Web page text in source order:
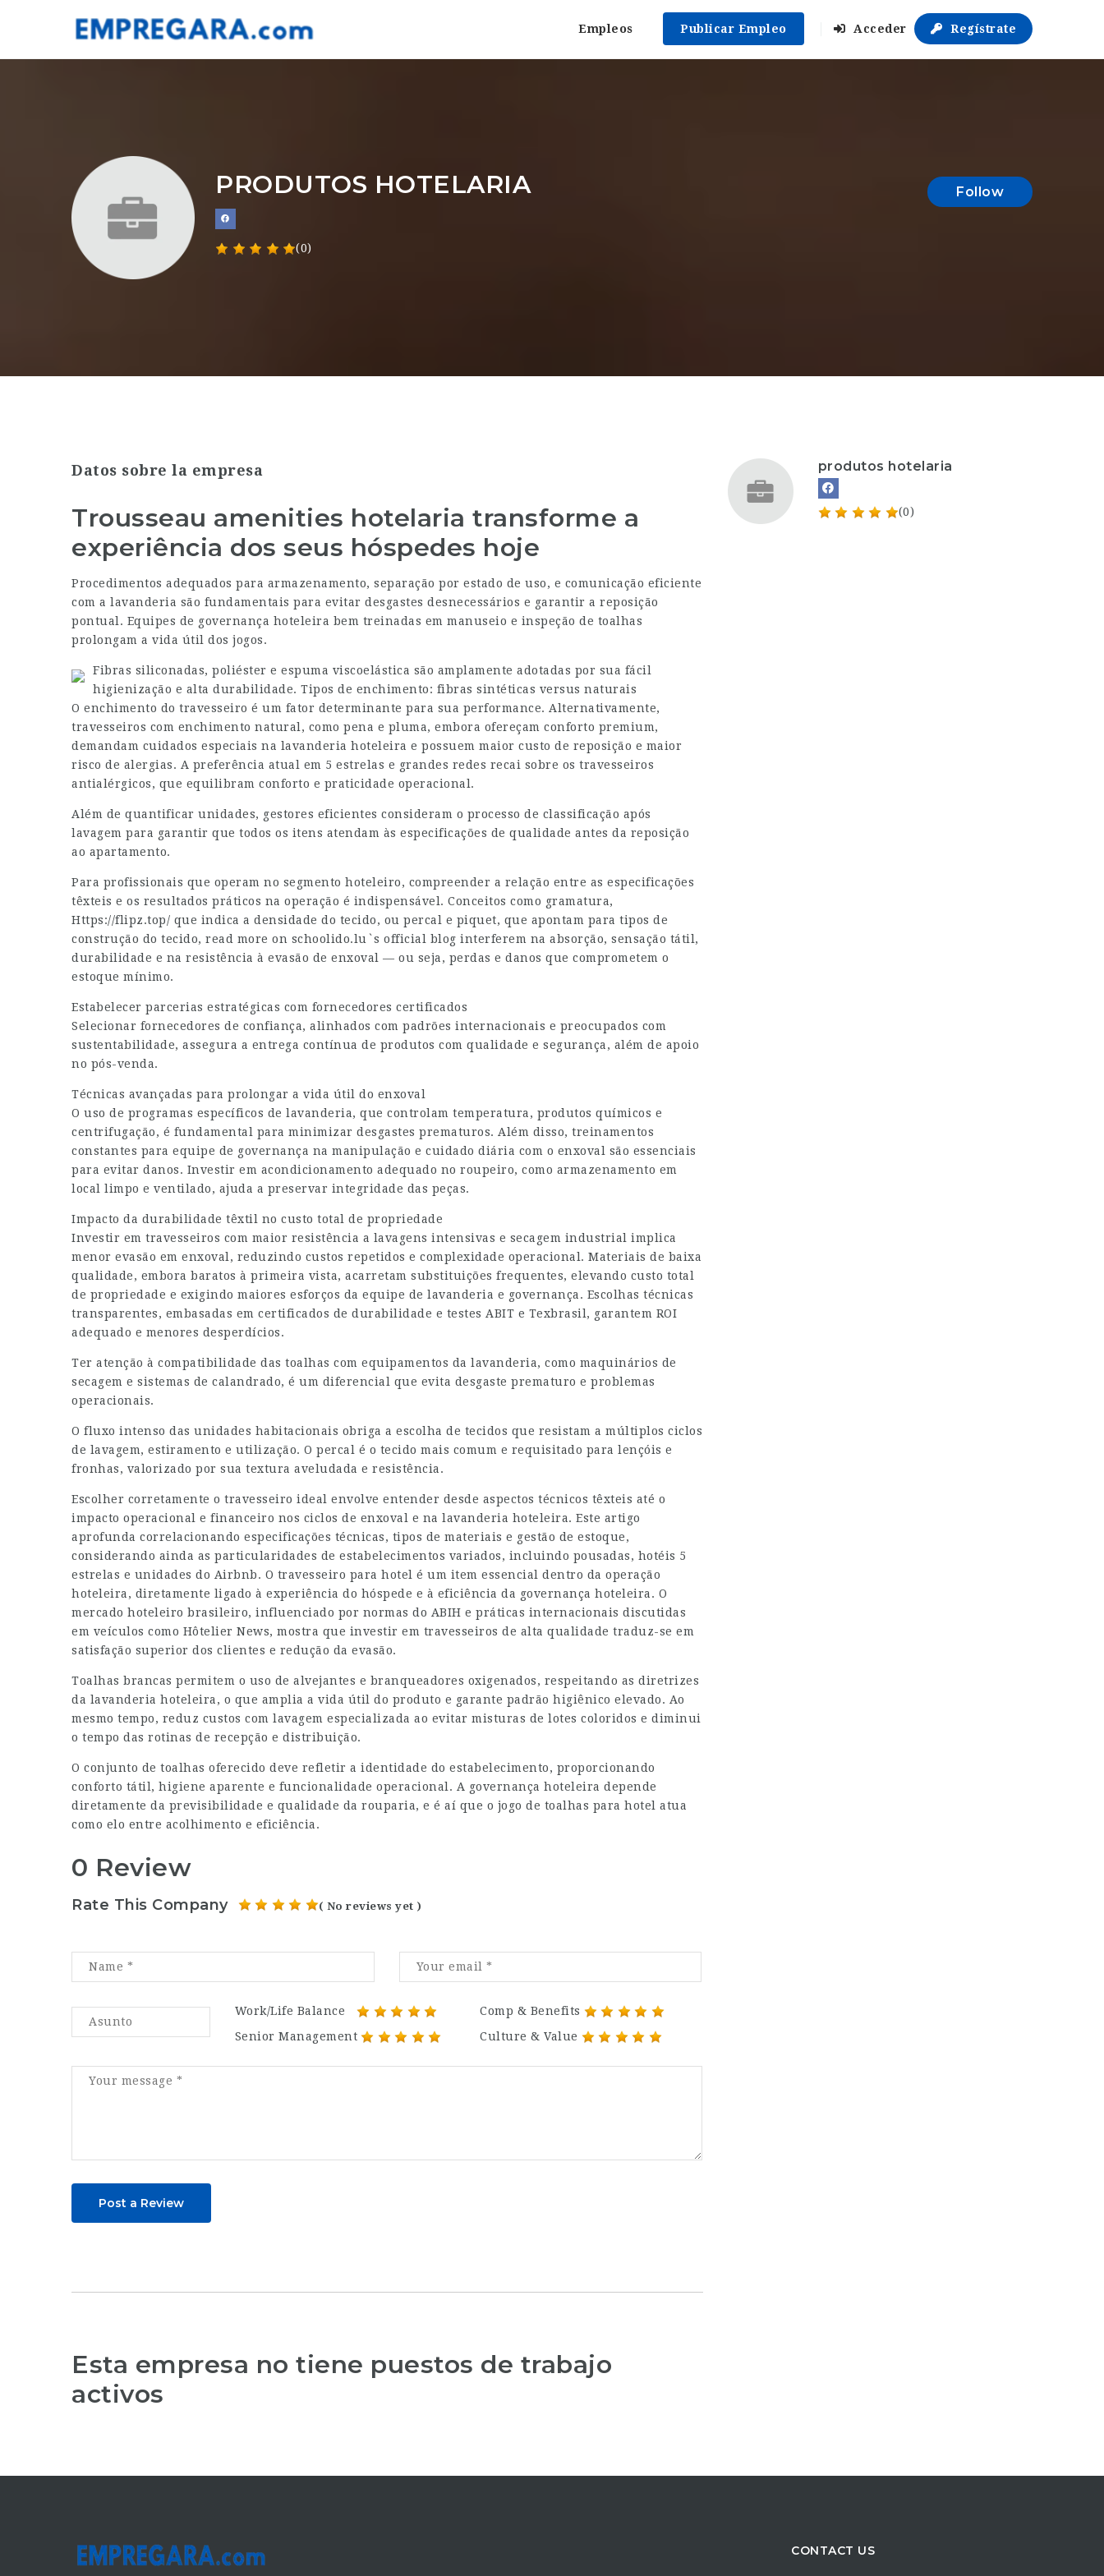
Empleos Publicar Empleo Acceder Regístrate
PRODUTOS HOTELARIA
(0)
Follow
Datos sobre la empresa
Trousseau amenities hotelaria transforme a
experiência dos seus hóspedes hoje
Procedimentos adequados para armazenamento, separação por estado de uso, e comunicação eficiente
com a lavanderia são fundamentais para evitar desgastes desnecessários e garantir a reposição
pontual. Equipes de governança hoteleira bem treinadas em manuseio e inspeção de toalhas
prolongam a vida útil dos jogos.
Fibras siliconadas, poliéster e espuma viscoelástica são amplamente adotadas por sua fácil
higienização e alta durabilidade. Tipos de enchimento: fibras sintéticas versus naturais
O enchimento do travesseiro é um fator determinante para sua performance. Alternativamente,
travesseiros com enchimento natural, como pena e pluma, embora ofereçam conforto premium,
demandam cuidados especiais na lavanderia hoteleira e possuem maior custo de reposição e maior
risco de alergias. A preferência atual em 5 estrelas e grandes redes recai sobre os travesseiros
antialérgicos, que equilibram conforto e praticidade operacional.
Além de quantificar unidades, gestores eficientes consideram o processo de classificação após
lavagem para garantir que todos os itens atendam às especificações de qualidade antes da reposição
ao apartamento.
Para profissionais que operam no segmento hoteleiro, compreender a relação entre as especificações
têxteis e os resultados práticos na operação é indispensável. Conceitos como gramatura,
Https://flipz.top/ que indica a densidade do tecido, ou percal e piquet, que apontam para tipos de
construção do tecido, read more on schoolido.lu`s official blog interferem na absorção, sensação tátil,
durabilidade e na resistência à evasão de enxoval — ou seja, perdas e danos que comprometem o
estoque mínimo.
Estabelecer parcerias estratégicas com fornecedores certificados
Selecionar fornecedores de confiança, alinhados com padrões internacionais e preocupados com
sustentabilidade, assegura a entrega contínua de produtos com qualidade e segurança, além de apoio
no pós-venda.
Técnicas avançadas para prolongar a vida útil do enxoval
O uso de programas específicos de lavanderia, que controlam temperatura, produtos químicos e
centrifugação, é fundamental para minimizar desgastes prematuros. Além disso, treinamentos
constantes para equipe de governança na manipulação e cuidado diária com o enxoval são essenciais
para evitar danos. Investir em acondicionamento adequado no roupeiro, como armazenamento em
local limpo e ventilado, ajuda a preservar integridade das peças.
Impacto da durabilidade têxtil no custo total de propriedade
Investir em travesseiros com maior resistência a lavagens intensivas e secagem industrial implica
menor evasão em enxoval, reduzindo custos repetidos e complexidade operacional. Materiais de baixa
qualidade, embora baratos à primeira vista, acarretam substituições frequentes, elevando custo total
de propriedade e exigindo maiores esforços da equipe de lavanderia e governança. Escolhas técnicas
transparentes, embasadas em certificados de durabilidade e testes ABIT e Texbrasil, garantem ROI
adequado e menores desperdícios.
Ter atenção à compatibilidade das toalhas com equipamentos da lavanderia, como maquinários de
secagem e sistemas de calandrado, é um diferencial que evita desgaste prematuro e problemas
operacionais.
O fluxo intenso das unidades habitacionais obriga a escolha de tecidos que resistam a múltiplos ciclos
de lavagem, estiramento e utilização. O percal é o tecido mais comum e requisitado para lençóis e
fronhas, valorizado por sua textura aveludada e resistência.
Escolher corretamente o travesseiro ideal envolve entender desde aspectos técnicos têxteis até o
impacto operacional e financeiro nos ciclos de enxoval e na lavanderia hoteleira. Este artigo
aprofunda correlacionando especificações técnicas, tipos de materiais e gestão de estoque,
considerando ainda as particularidades de estabelecimentos variados, incluindo pousadas, hotéis 5
estrelas e unidades do Airbnb. O travesseiro para hotel é um item essencial dentro da operação
hoteleira, diretamente ligado à experiência do hóspede e à eficiência da governança hoteleira. O
mercado hoteleiro brasileiro, influenciado por normas do ABIH e práticas internacionais discutidas
em veículos como Hôtelier News, mostra que investir em travesseiros de alta qualidade traduz-se em
satisfação superior dos clientes e redução da evasão.
Toalhas brancas permitem o uso de alvejantes e branqueadores oxigenados, respeitando as diretrizes
da lavanderia hoteleira, o que amplia a vida útil do produto e garante padrão higiênico elevado. Ao
mesmo tempo, reduz custos com lavagem especializada ao evitar misturas de lotes coloridos e diminui
o tempo das rotinas de recepção e distribuição.
O conjunto de toalhas oferecido deve refletir a identidade do estabelecimento, proporcionando
conforto tátil, higiene aparente e funcionalidade operacional. A governança hoteleira depende
diretamente da previsibilidade e qualidade da rouparia, e é aí que o jogo de toalhas para hotel atua
como elo entre acolhimento e eficiência.
0 Review
Rate This Company ( No reviews yet )
Work/Life Balance
Comp & Benefits
Senior Management
Culture & Value
Post a Review
Esta empresa no tiene puestos de trabajo
activos
produtos hotelaria
(0)
CONTACT US